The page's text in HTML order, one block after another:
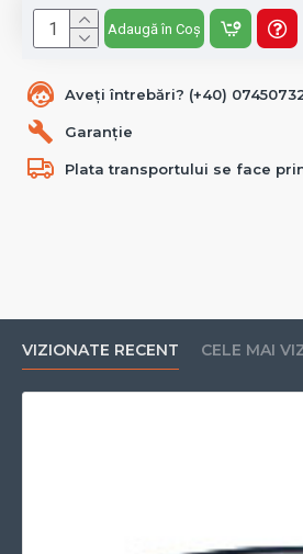
Aveți întrebări? (+40)
Garanție
Plata transportului se face
Adaugă în Coș
VIZIONATE RECENT CELE MAI